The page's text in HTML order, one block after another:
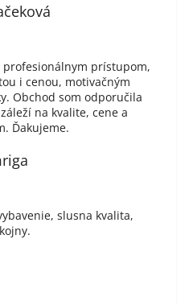
prístupom,
i cenou, motivačným
Obchod som odporučila
na kvalite, cene a
Ďakujeme.
slusna kvalita,